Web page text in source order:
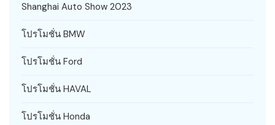
Shanghai Auto Show 2023
โปรโมชั่น BMW
โปรโมชั่น Ford
โปรโมชั่น HAVAL
โปรโมชั่น Honda